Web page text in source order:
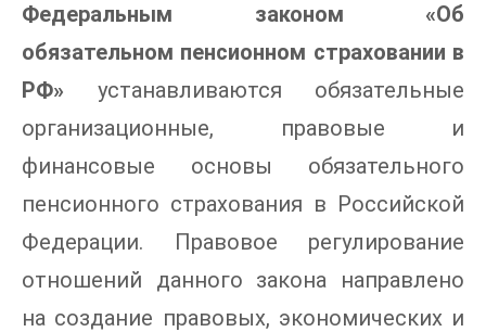
Федеральным законом «Об
обязательном пенсионном страховании в
РФ» устанавливаются обязательные
организационные, правовые и
финансовые основы обязательного
пенсионного страхования в Российской
Федерации. Правовое регулирование
отношений данного закона направлено
на создание правовых, экономических и